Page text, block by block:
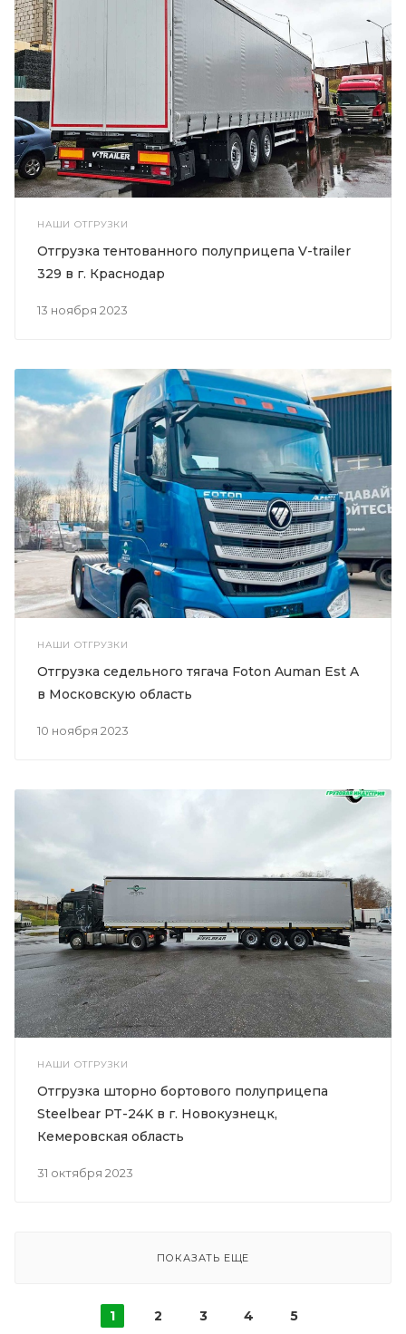
НАШИ ОТГРУЗКИ
13 ноября 2023
Отгрузка тентованного полуприцепа V-trailer
329 в г. Краснодар
НАШИ ОТГРУЗКИ
10 ноября 2023
Отгрузка седельного тягача Foton Auman Est A
в Московскую область
НАШИ ОТГРУЗКИ
31 октября 2023
Отгрузка шторно бортового полуприцепа
Steelbear PT-24K в г. Новокузнецк,
Кемеровская область
ПОКАЗАТЬ ЕЩЕ
1 2 3 4 5